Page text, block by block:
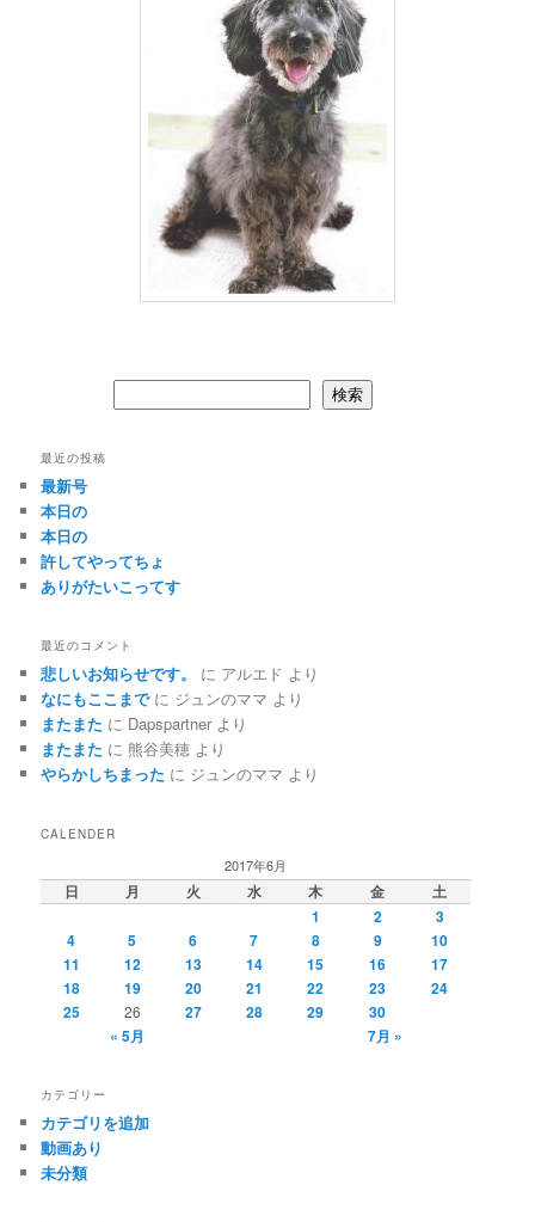
検索
最近の投稿
最新号
本日の
本日の
許してやってちょ
ありがたいこってす
最近のコメント
悲しいお知らせです。 に アルエド より
なにもここまでに ジュンのママ より
またまた に Dapspartner より
またまた に 熊谷美穂 より
やらかしちまった に ジュンのママ より
CALENDER
2017年6月
日 月 火 水 木 金
土
1
2
3
4
5 6 7 8 9
10
11
12 13 14 15 16
17
18
19 20 21 22 23
24
25
26 27 28 29
30
« 5月
7月 »
カテゴリー
カテゴリを追加
動画あり
未分類